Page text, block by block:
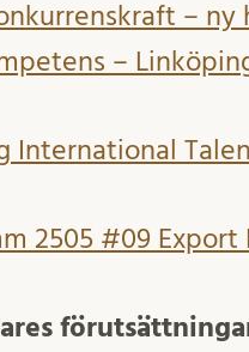
– ny
–
International
2505 #09 Export